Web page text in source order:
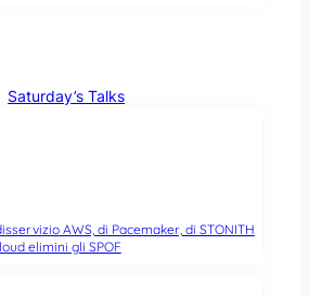
Saturday’s Talks
AWS, di Pacemaker, di STONITH
elimini gli SPOF